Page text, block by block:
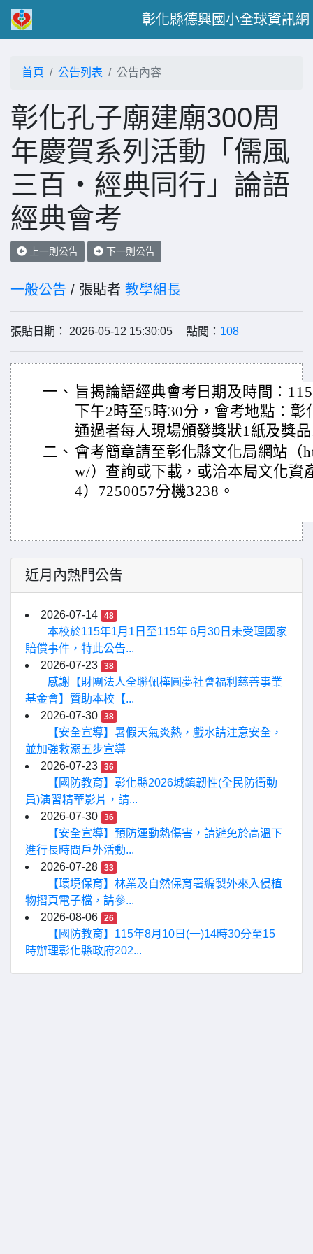
彰化縣德興國小全球資訊網
首頁 公告列表 公告內容
彰化孔子廟建廟300周
年慶賀系列活動「儒風
三百・經典同行」論語
經典會考
上一則公告 下一則公告
一般公告 / 張貼者 教學組長
張貼日期： 2026-05-12 15:30:05 點閱： 108
一、 旨揭論語經典會考日期及時間：
下午2時至5時30分，會考地點：彰
通過者每人現場頒發獎狀1紙及獎
二、 會考簡章請至彰化縣文化局網站（
w/）查詢或下載，或洽本局文化資
4）7250057分機3238。
近月內熱門公告
2026-07-14 48
本校於115年1月1日至115年 6月30日未受理國家
賠償事件，特此公告...
2026-07-23
38
感謝【財團法人全聯佩樺圓夢社會福利慈善事業
基金會】贊助本校【...
2026-07-30
38
【安全宣導】暑假天氣炎熱，戲水請注意安全，
並加強救溺五步宣導
2026-07-23
36
【國防教育】彰化縣2026城鎮韌性(全民防衛動
員)演習精華影片，請...
2026-07-30
36
【安全宣導】預防運動熱傷害，請避免於高溫下
進行長時間戶外活動...
2026-07-28
33
【環境保育】林業及自然保育署編製外來入侵植
物摺頁電子檔，請參...
2026-08-06
26
【國防教育】115年8月10日(一)14時30分至15
時辦理彰化縣政府202...